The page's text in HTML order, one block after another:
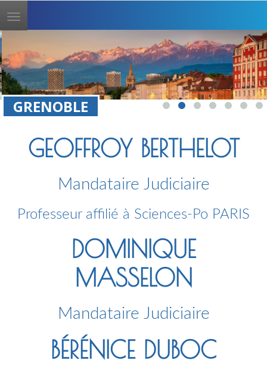
Toggle
navigation
GRENOBLE
GEOFFROY BERTHELOT
Mandataire Judiciaire
Professeur affilié à Sciences-Po PARIS
DOMINIQUE
MASSELON
Mandataire Judiciaire
BÉRÉNICE DUBOC